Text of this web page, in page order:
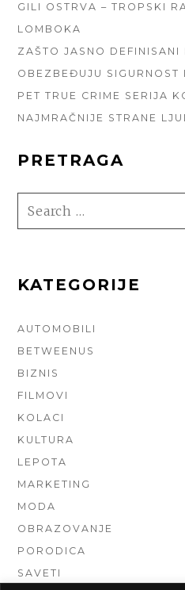
GILI OSTRVA – TROPSKI
LOMBOKA
ZAŠTO JASNO DEFINISANI
OBEZBEĐUJU SIGURNOST
PET TRUE CRIME SERIJA
NAJMRAČNIJE STRANE
PRETRAGA
SEARCH
FOR:
KATEGORIJE
AUTOMOBILI
BETWEENUS
BIZNIS
FILMOVI
KOLACI
KULTURA
LEPOTA
MARKETING
MODA
OBRAZOVANJE
PORODICA
SAVETI